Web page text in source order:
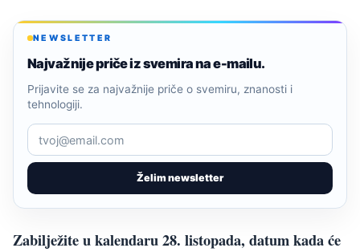
NEWSLETTER
Najvažnije priče iz svemira na e-mailu.
Želim newsletter
Prijavite se za najvažnije priče o svemiru, znanosti i
tehnologiji.
Zabilježite u kalendaru 28. listopada, datum kada će